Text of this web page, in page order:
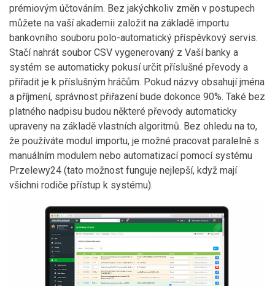
prémiovým účtováním. Bez jakýchkoliv změn v postupech
můžete na vaší akademii založit na základě importu
bankovního souboru polo-automatický příspěvkový servis.
Stačí nahrát soubor CSV vygenerovaný z Vaší banky a
systém se automaticky pokusí určit příslušné převody a
přiřadit je k příslušným hráčům. Pokud názvy obsahují jména
a příjmení, správnost přiřazení bude dokonce 90%. Také bez
platného nadpisu budou některé převody automaticky
upraveny na základě vlastních algoritmů. Bez ohledu na to,
že používáte modul importu, je možné pracovat paralelně s
manuálním modulem nebo automatizací pomocí systému
Przelewy24 (tato možnost funguje nejlepší, když mají
všichni rodiče přístup k systému).